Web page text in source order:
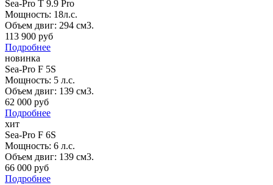
Sea-Pro T 9.9 Pro
Мощность: 18л.с.
Объем двиг: 294 см3.
113 900 руб
Подробнее
новинка
Sea-Pro F 5S
Мощность: 5 л.с.
Объем двиг: 139 см3.
62 000 руб
Подробнее
хит
Sea-Pro F 6S
Мощность: 6 л.с.
Объем двиг: 139 см3.
66 000 руб
Подробнее